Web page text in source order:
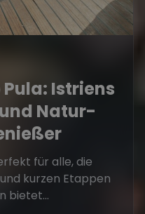
Istriens
Natur-
für alle, die
kurzen Etappen
bietet...